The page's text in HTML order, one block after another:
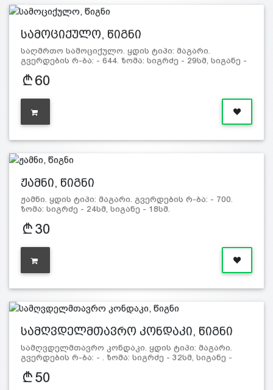
სამოციქულო, წიგნი
საღმრთო სამოციქულო. ყდის ტიპი: მაგარი.
გვერდების რ-ბა: - 644. ზომა: სიგრძე - 29სმ, სიგანე -
60
ჟამნი, წიგნი
ჟამნი. ყდის ტიპი: მაგარი. გვერდების რ-ბა: - 700.
ზომა: სიგრძე - 24სმ, სიგანე - 18სმ.
30
სამღვდელმთავრო კონდაკი, წიგნი
სამღვდელმთავრო კონდაკი. ყდის ტიპი: მაგარი.
გვერდების რ-ბა: - . ზომა: სიგრძე - 32სმ, სიგანე -
50